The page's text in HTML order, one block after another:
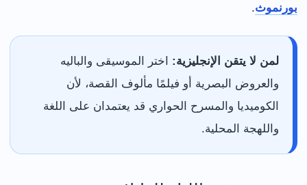
بورنموث.
لمن لا يتقن الإنجليزية: اختر الموسيقى والباليه
والعروض البصرية أو فيلمًا مألوف القصة، لأن
الكوميديا والمسرح الحواري قد يعتمدان على اللغة
واللهجة المحلية.